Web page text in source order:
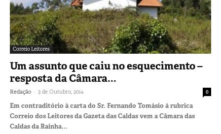
Correio Leitores
Um assunto que caiu no esquecimento –
resposta da Câmara...
Redação - 3 de Outubro, 2014 0
Em contraditório à carta do Sr. Fernando Tomásio à rubrica
Correio dos Leitores da Gazeta das Caldas vem a Câmara das
Caldas da Rainha...